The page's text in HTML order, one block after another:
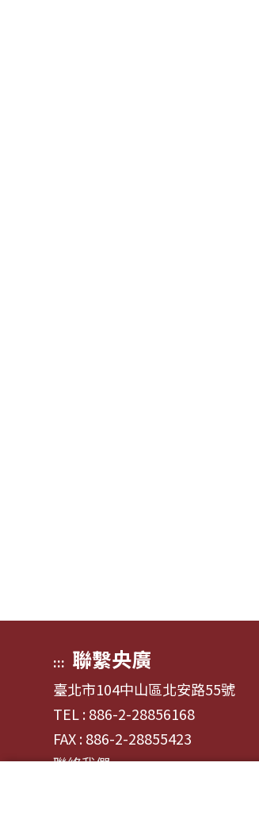
::: 聯繫央廣
臺北市104中山區北安路55號
TEL : 886-2-28856168
FAX : 886-2-28855423
聯絡我們